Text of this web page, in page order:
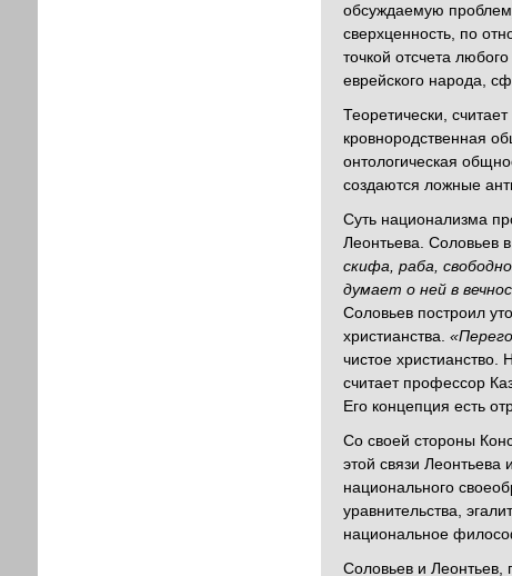
обсуждаемую
сверхценность, по
точкой отсчета
еврейского народа,
Теоретически,
кровнородственная
онтологическая
создаются ложные
Суть национализма
Леонтьева. Соловьев
скифа, раба,
думает о ней в
Соловьев построил
христианства.
чистое
считает профессор
Его концепция есть
Со своей стороны
этой связи
национального
уравнительства,
национальное
Соловьев и